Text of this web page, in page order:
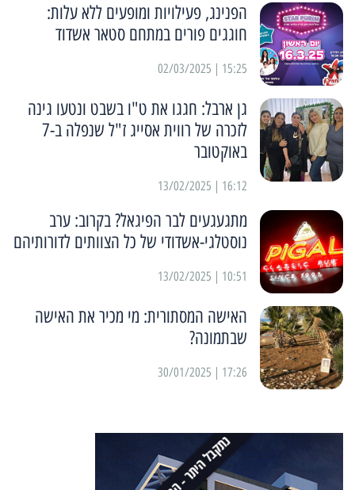
הפנינג, פעילויות ומופעים ללא עלות:
חוגגים פורים במתחם סטאר אשדוד
15:25 | 02/03/2025
גן ארבל: חגגו את ט"ו בשבט ונטעו גינה
לזכרה של רווית אסייג ז"ל שנפלה ב-7
באוקטובר
16:12 | 13/02/2025
מתגעגעים לבר הפיגאל? בקרוב: ערב
נוסטלגי-אשדודי של כל הצוותים לדורותיהם
10:51 | 13/02/2025
האישה המסתורית: מי מכיר את האישה
שבתמונה?
17:26 | 30/01/2025